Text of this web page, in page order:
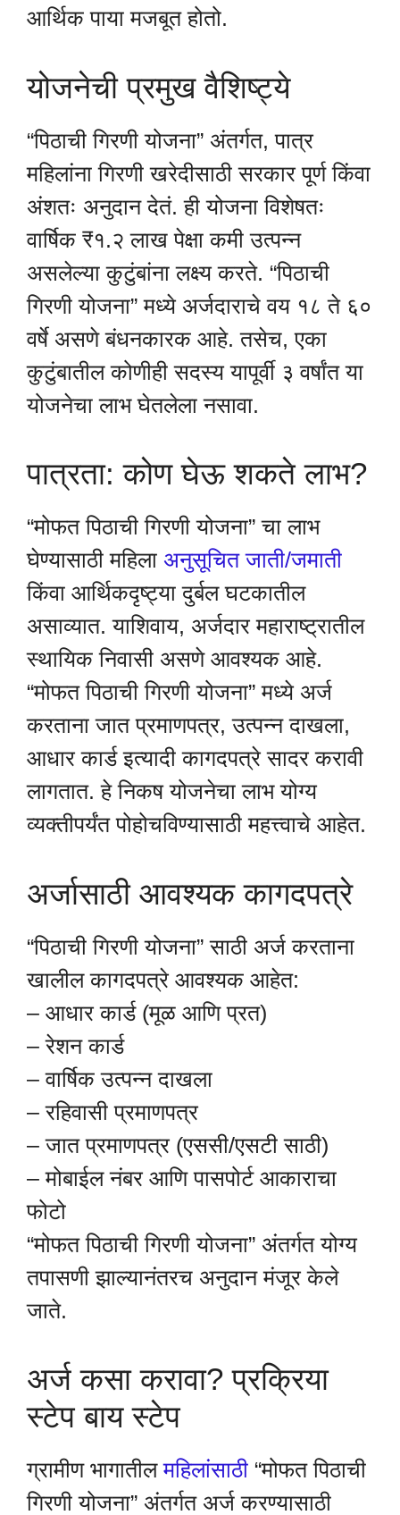
आर्थिक पाया मजबूत होतो.
योजनेची प्रमुख वैशिष्ट्ये
“पिठाची गिरणी योजना” अंतर्गत, पात्र
महिलांना गिरणी खरेदीसाठी सरकार पूर्ण किंवा
अंशतः अनुदान देतं. ही योजना विशेषतः
वार्षिक ₹१.२ लाख पेक्षा कमी उत्पन्न
असलेल्या कुटुंबांना लक्ष्य करते. “पिठाची
गिरणी योजना” मध्ये अर्जदाराचे वय १८ ते ६०
वर्षे असणे बंधनकारक आहे. तसेच, एका
कुटुंबातील कोणीही सदस्य यापूर्वी ३ वर्षांत या
योजनेचा लाभ घेतलेला नसावा.
पात्रता: कोण घेऊ शकते लाभ?
“मोफत पिठाची गिरणी योजना” चा लाभ
घेण्यासाठी महिला अनुसूचित जाती/जमाती
किंवा आर्थिकदृष्ट्या दुर्बल घटकातील
असाव्यात. याशिवाय, अर्जदार महाराष्ट्रातील
स्थायिक निवासी असणे आवश्यक आहे.
“मोफत पिठाची गिरणी योजना” मध्ये अर्ज
करताना जात प्रमाणपत्र, उत्पन्न दाखला,
आधार कार्ड इत्यादी कागदपत्रे सादर करावी
लागतात. हे निकष योजनेचा लाभ योग्य
व्यक्तीपर्यंत पोहोचविण्यासाठी महत्त्वाचे आहेत.
अर्जासाठी आवश्यक कागदपत्रे
“पिठाची गिरणी योजना” साठी अर्ज करताना
खालील कागदपत्रे आवश्यक आहेत:
– आधार कार्ड (मूळ आणि प्रत)
– रेशन कार्ड
– वार्षिक उत्पन्न दाखला
– रहिवासी प्रमाणपत्र
– जात प्रमाणपत्र (एससी/एसटी साठी)
– मोबाईल नंबर आणि पासपोर्ट आकाराचा
फोटो
“मोफत पिठाची गिरणी योजना” अंतर्गत योग्य
तपासणी झाल्यानंतरच अनुदान मंजूर केले
जाते.
अर्ज कसा करावा? प्रक्रिया
स्टेप बाय स्टेप
ग्रामीण भागातीलमहिलांसाठी “मोफत पिठाची
गिरणी योजना” अंतर्गत अर्ज करण्यासाठी